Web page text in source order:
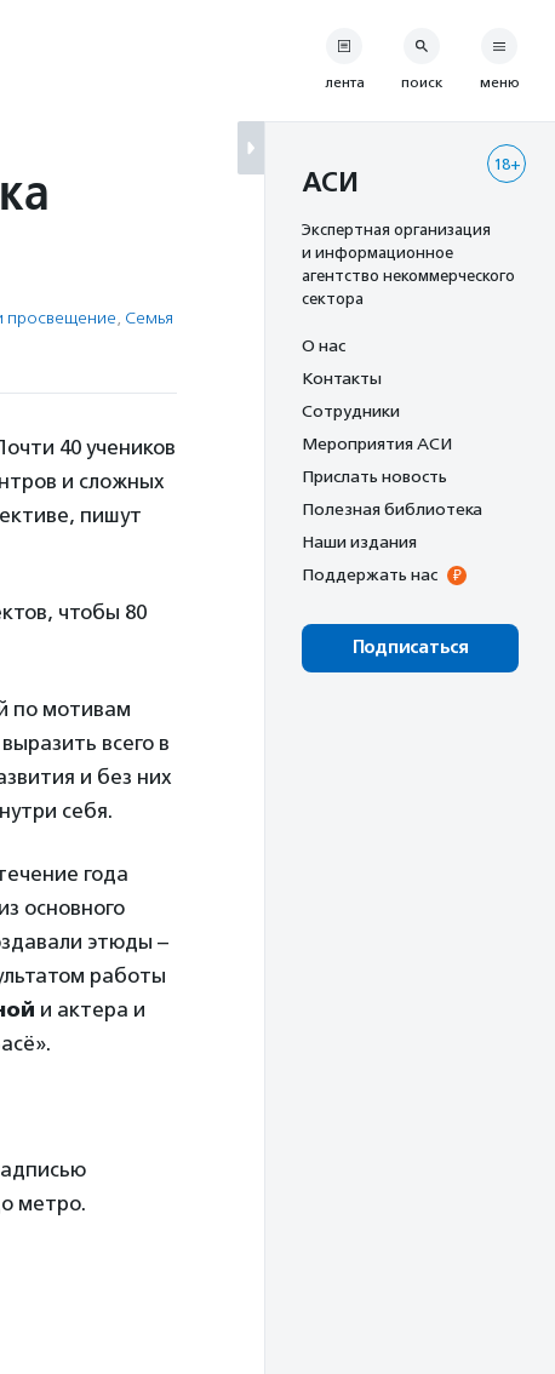
просвещение, Семья
40 учеников
и сложных
пишут
чтобы 80
по мотивам
всего в
и без них
себя.
года
основного
этюды –
работы
и актера и
метро.
лента поиск меню
18+
АСИ
Экспертная организация
и информационное
агентство некоммерческого
сектора
О нас
Контакты
Сотрудники
Мероприятия АСИ
Прислать новость
Полезная библиотека
Наши издания
Поддержать нас
Подписаться